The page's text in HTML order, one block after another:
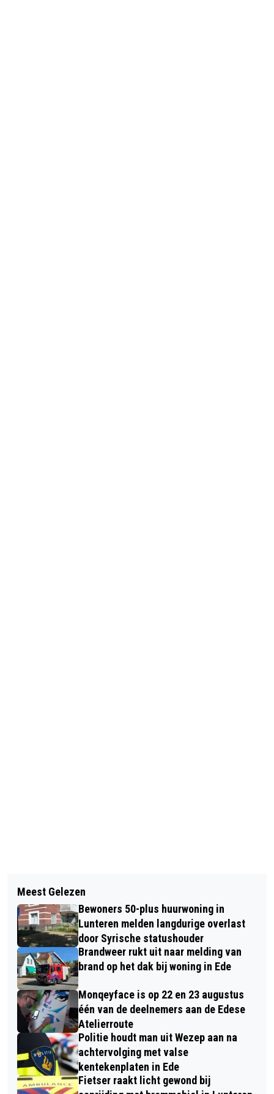
SCOOTERRIJDER GEWOND BIJ
BOTSING MET PERSONENAUTO OP
KRUISING IN BUITENGEBIED VAN
LUNTEREN
ZORGBOERDERIJ KLEIN ESSEN GAAT
UITBREIDEN - EEN BERICHT VAN ROND
DE TOREN
Meest Gelezen
Bewoners 50-plus huurwoning in
Lunteren melden langdurige overlast
door Syrische statushouder
Brandweer rukt uit naar melding van
brand op het dak bij woning in Ede
Monqeyface is op 22 en 23 augustus
één van de deelnemers aan de Edese
Atelierroute
Politie houdt man uit Wezep aan na
achtervolging met valse
kentekenplaten in Ede
Fietser raakt licht gewond bij